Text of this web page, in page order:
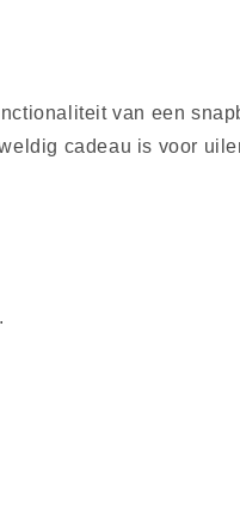
van een
cadeau is voor